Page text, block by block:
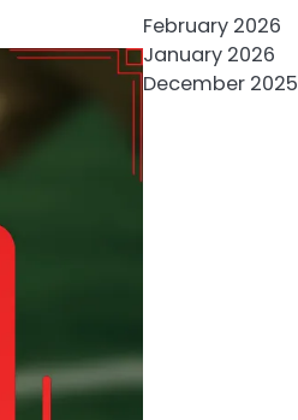
February 2026
January 2026
December 2025